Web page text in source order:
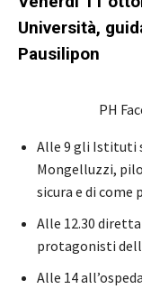
Università,
Pausilipon
PH
Alle 9 gli Istituti
Mongelluzzi,
sicura e di
Alle 12.30
protagonisti
Alle 14